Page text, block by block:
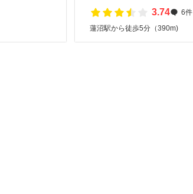
3.74
6件
蓮沼駅から徒歩5分（390m)